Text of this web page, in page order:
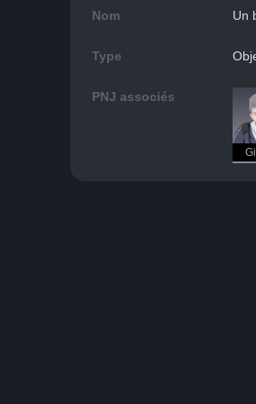
Nom Un
Type
PNJ associés